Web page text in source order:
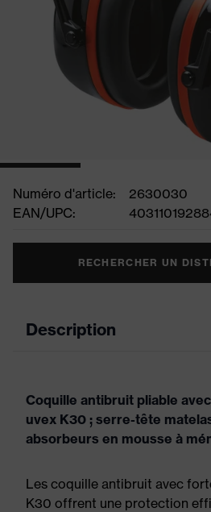
Numéro d'article:
2630030
EAN/UPC:
RECHERCHER UN
Description
Coquille antibruit pliable
uvex K30 ; serre-tête
absorbeurs en mousse à
Les coquille antibruit avec
K30 offrent une protection